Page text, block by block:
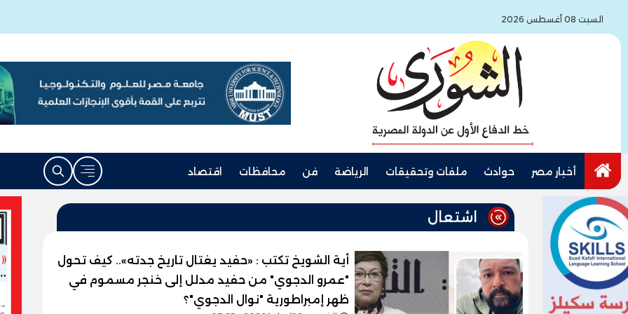
السبت 08 أغسطس 2026
أخبار مصر حوادث ملفات وتحقيقات الرياضة فن محافظات اقتصاد
اشتعال
أية الشويخ تكتب : «حفيد يغتال تاريخ جدته».. كيف تحول
"عمرو الدجوي" من حفيد مدلل إلى خنجر مسموم في
ظهر إمبراطورية "نوال الدجوي"؟